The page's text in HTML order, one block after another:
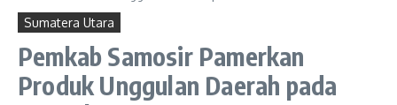
Sumatera Utara
Pemkab Samosir Pamerkan
Produk Unggulan Daerah pada